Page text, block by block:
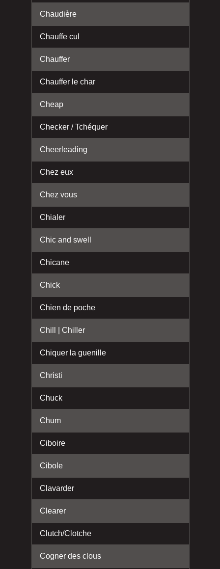
Chaudière
Chauffe cul
Chauffer
Chauffer le char
Cheap
Checker / Tchéquer
Cheerleading
Chez eux
Chez vous
Chialer
Chic and swell
Chicane
Chick
Chien de poche
Chill | Chiller
Chiquer la guenille
Christi
Chuck
Chum
Ciboire
Cibole
Clavarder
Clearer
Clutch/Clotche
Cogner des clous